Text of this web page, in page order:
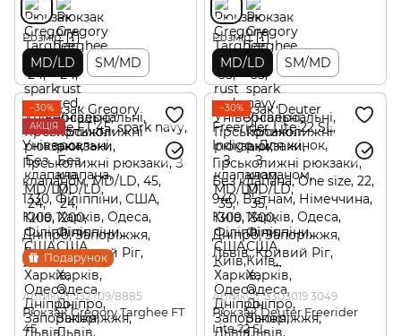
Розмір
MD/LD SM/MD
Розмір
MD/LD SM/MD
Подарунок
−30%
АКЦІЯ
Артикул: 132709/8885
Рюкзак Gregory Targhee FT
45
−30%
Артикул: 3303019 3049
Рюкзак Deuter Freerider
Lite 22 SL